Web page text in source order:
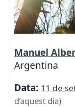
Manuel
Argentina
Data: 11 de
d’aquest dia)